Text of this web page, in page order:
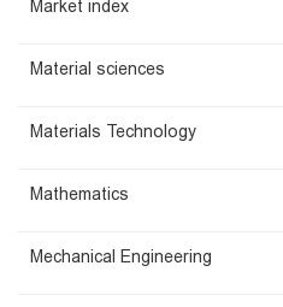
Market index
Material sciences
Materials Technology
Mathematics
Mechanical Engineering